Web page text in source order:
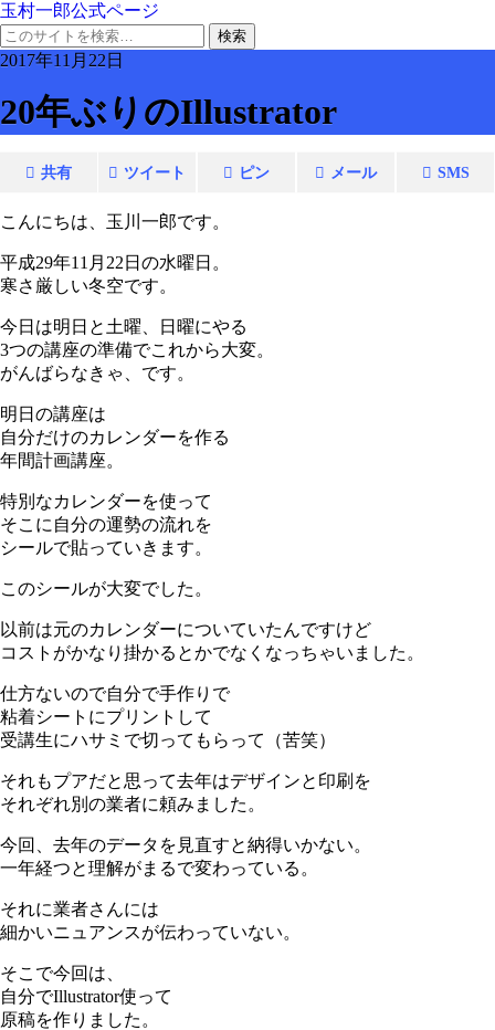
玉村一郎公式ページ
2017年11月22日
20年ぶりのIllustrator
共有 ツイート ピン メール SMS
こんにちは、玉川一郎です。
平成29年11月22日の水曜日。
寒さ厳しい冬空です。
今日は明日と土曜、日曜にやる
3つの講座の準備でこれから大変。
がんばらなきゃ、です。
明日の講座は
自分だけのカレンダーを作る
年間計画講座。
特別なカレンダーを使って
そこに自分の運勢の流れを
シールで貼っていきます。
このシールが大変でした。
以前は元のカレンダーについていたんですけど
コストがかなり掛かるとかでなくなっちゃいました。
仕方ないので自分で手作りで
粘着シートにプリントして
受講生にハサミで切ってもらって（苦笑）
それもプアだと思って去年はデザインと印刷を
それぞれ別の業者に頼みました。
今回、去年のデータを見直すと納得いかない。
一年経つと理解がまるで変わっている。
それに業者さんには
細かいニュアンスが伝わっていない。
そこで今回は、
自分でIllustrator使って
原稿を作りました。